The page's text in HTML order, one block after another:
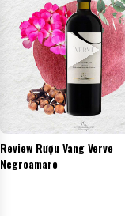
Review Rượu Vang Verve
Negroamaro